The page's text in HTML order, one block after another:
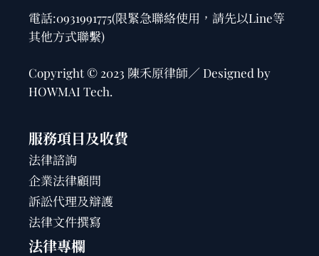
電話:0931991775(限緊急聯絡使用，請先以Line等
其他方式聯繫)
Copyright © 2023 陳禾原律師／ Designed by
HOWMAI Tech.
服務項目及收費
法律諮詢
企業法律顧問
訴訟代理及辯護
法律文件撰寫
法律專欄